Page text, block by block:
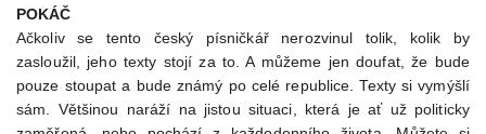
POKÁČ
Ačkoliv se tento český písničkář nerozvinul tolik, kolik by
zasloužil, jeho texty stojí za to. A můžeme jen doufat, že bude
pouze stoupat a bude známý po celé republice. Texty si vymýšlí
sám. Většinou naráží na jistou situaci, která je ať už politicky